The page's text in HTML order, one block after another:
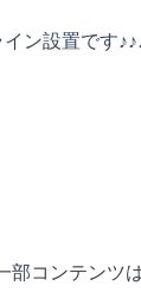
ン設置です
コンテンツ